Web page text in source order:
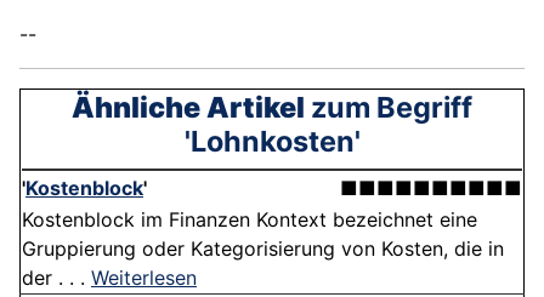
--
Ähnliche Artikel zum Begriff
'Lohnkosten'
'Kostenblock'
■■■■■■■■■■
Kostenblock im Finanzen Kontext bezeichnet eine
Gruppierung oder Kategorisierung von Kosten, die in
der . . . Weiterlesen